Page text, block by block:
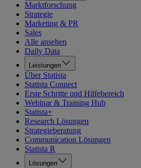
Marktforschung
Strategie
Marketing & PR
Sales
Alle ansehen
Daily Data
Leistungen
Über Statista
Statista Connect
Erste Schritte und Hilfebereich
Webinar & Training Hub
Statista+
Research Lösungen
Strategieberatung
Communication Lösungen
Statista R
Lösungen